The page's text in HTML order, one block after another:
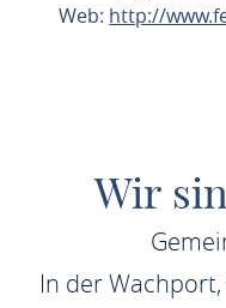
Web: http://
Wir
In der